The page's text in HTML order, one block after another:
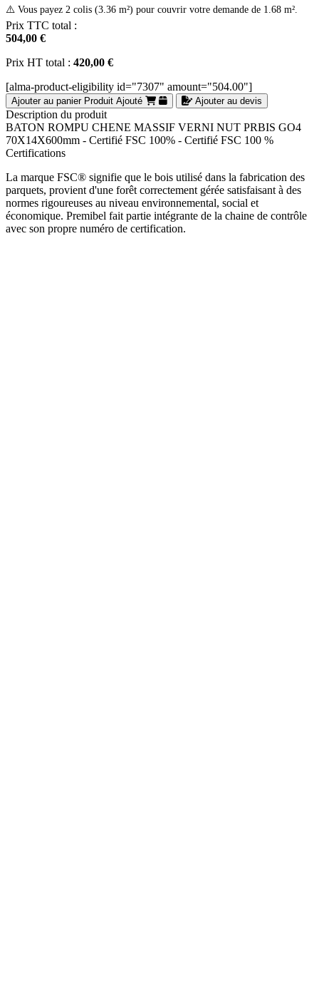
⚠️ Vous payez 2 colis (3.36 m²) pour couvrir votre demande de 1.68 m².
Prix TTC total :
504,00 €
Prix HT total : 420,00 €
[alma-product-eligibility id="7307" amount="504.00"]
Ajouter au panier Produit Ajouté Ajouter au devis
Description du produit
BATON ROMPU CHENE MASSIF VERNI NUT PRBIS GO4
70X14X600mm - Certifié FSC 100% - Certifié FSC 100 %
Certifications
La marque FSC® signifie que le bois utilisé dans la fabrication des
parquets, provient d'une forêt correctement gérée satisfaisant à des
normes rigoureuses au niveau environnemental, social et
économique. Premibel fait partie intégrante de la chaine de contrôle
avec son propre numéro de certification.